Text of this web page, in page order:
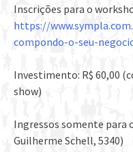
Inscrições para o
https://
compondo-o-seu-
Investimento: R$ 60,00
show)
Ingressos somente para
Guilherme Schell, 5340)